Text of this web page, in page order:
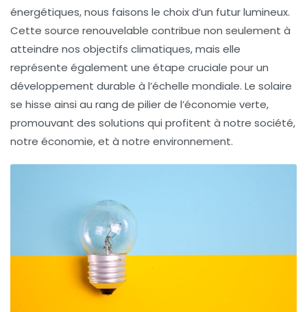
énergétiques, nous faisons le choix d’un futur lumineux.
Cette source renouvelable contribue non seulement à
atteindre nos objectifs climatiques, mais elle
représente également une étape cruciale pour un
développement durable à l’échelle mondiale. Le solaire
se hisse ainsi au rang de pilier de l’économie verte,
promouvant des solutions qui profitent à notre société,
notre économie, et à notre environnement.